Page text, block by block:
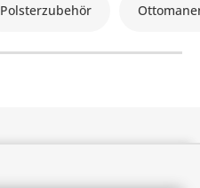
Polsterzubehör